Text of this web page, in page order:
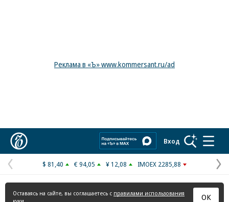
Реклама в «Ъ» www.kommersant.ru/ad
Вход
Предыдущая
страница
$ 81,40 € 94,05 ¥ 12,08 IMOEX 2285,88
Оставаясь на сайте, вы соглашаетесь с правилами использования
куки
ОК